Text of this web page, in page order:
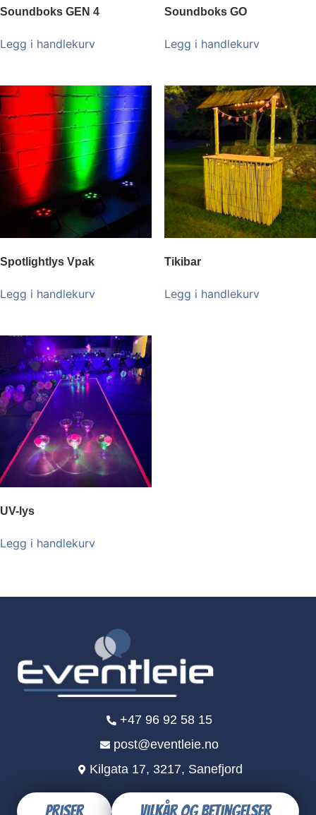
Soundboks GEN 4
Legg i handlekurv
Soundboks GO
Legg i handlekurv
Spotlightlys Vpak
Legg i handlekurv
Tikibar
Legg i handlekurv
UV-lys
Legg i handlekurv
+47 96 92 58 15
post@eventleie.no
Kilgata 17, 3217, Sanefjord
Priser Vilkår og betingelser